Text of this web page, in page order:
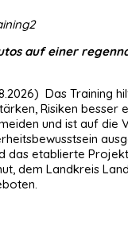
auf einer
Das Training
Risiken besser
und ist auf die
das etablierte
dem Landkreis